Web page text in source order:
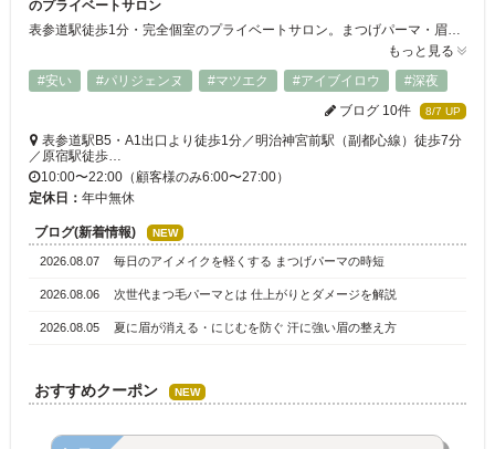
のプライベートサロン
表参道駅徒歩1分・完全個室のプライベートサロン。まつげパーマ・眉毛（アイブロウWAX）・まつげエクステを、骨格や筋肉の動きを見て"やりすぎない自然な似合わせ"でご提案します。施術歴10年・通算16,500名以上を担当してきた代表が、カウンセリングから仕上げまでマンツーマンで担当。年中無休・22時まで営業でお仕事帰りにも通いやすく、初めての方・メンズ・カップルでのご来店も歓迎です。
もっと見る
#安い
#パリジェンヌ #マツエク #アイブイロウ
#深夜
ブログ 10件
8/7 UP
表参道駅B5・A1出口より徒歩1分／明治神宮前駅（副都心線）徒歩7分
／原宿駅徒歩…
10:00〜22:00（顧客様のみ6:00〜27:00）
定休日： 年中無休
ブログ(新着情報) NEW
2026.08.07 毎日のアイメイクを軽くする まつげパーマの時短
2026.08.06 次世代まつ毛パーマとは 仕上がりとダメージを解説
2026.08.05 夏に眉が消える・にじむを防ぐ 汗に強い眉の整え方
おすすめクーポン NEW